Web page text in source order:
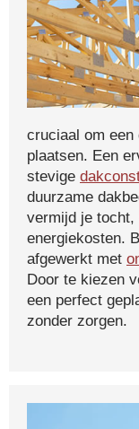
cruciaal om een
plaatsen. Een
stevige
duurzame
vermijd je tocht,
energiekosten.
afgewerkt met
Door te kiezen
een perfect
zonder zorgen.